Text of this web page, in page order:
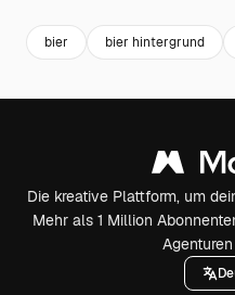
bier bier hintergrund
Die kreative Plattform, um
Mehr als 1 Million